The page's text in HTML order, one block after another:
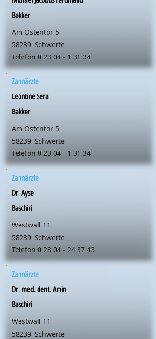
Bakker
Am Ostentor 5
58239 Schwerte
Telefon 0 23 04 - 1 31 34
Zahnärzte
Leontine Sera
Bakker
Am Ostentor 5
58239 Schwerte
Telefon 0 23 04 - 1 31 34
Zahnärzte
Dr. Ayse
Baschiri
Westwall 11
58239 Schwerte
Telefon 0 23 04 - 24 37 43
Zahnärzte
Dr. med. dent. Amin
Baschiri
Westwall 11
58239 Schwerte